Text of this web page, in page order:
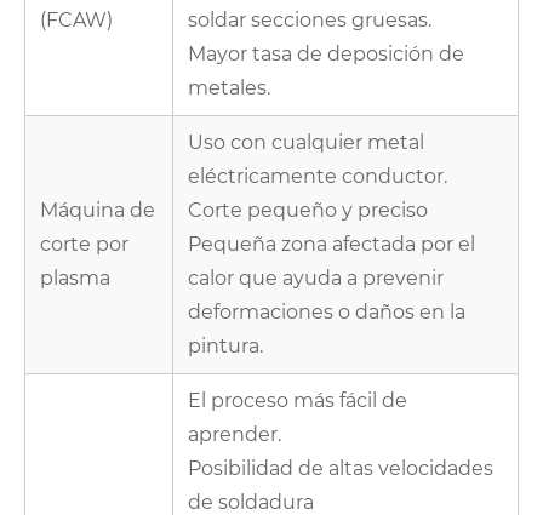
(FCAW)
soldar secciones gruesas.
Mayor tasa de deposición de
metales.
Máquina de
corte por
plasma
Uso con cualquier metal
eléctricamente conductor.
Corte pequeño y preciso
Pequeña zona afectada por el
calor que ayuda a prevenir
deformaciones o daños en la
pintura.
El proceso más fácil de
aprender.
Posibilidad de altas velocidades
de soldadura